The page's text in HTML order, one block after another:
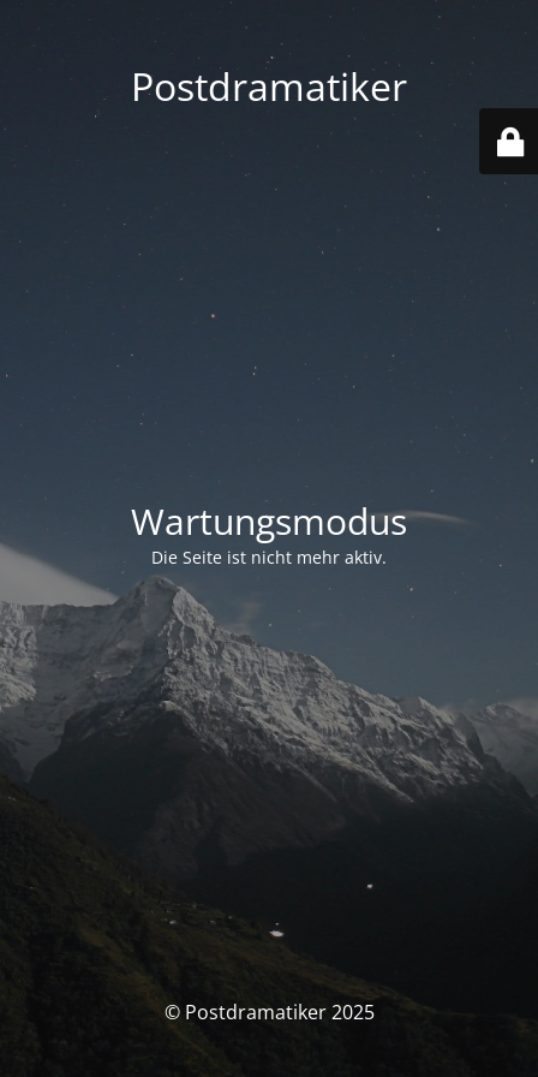
Postdramatiker
Wartungsmodus
Die Seite ist nicht mehr aktiv.
© Postdramatiker 2025